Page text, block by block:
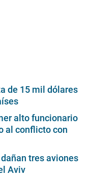
de 15 mil dólares
alto funcionario
al conflicto con
tres aviones
Aviv